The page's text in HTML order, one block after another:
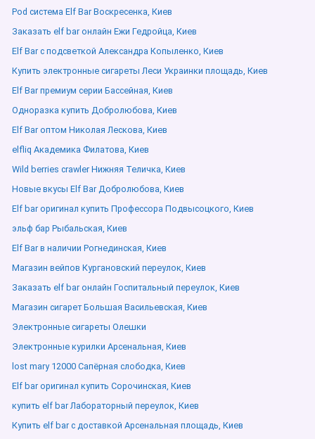
Pod система Elf Bar Воскресенка, Киев
Заказать elf bar онлайн Ежи Гедройца, Киев
Elf Bar с подсветкой Александра Копыленко, Киев
Купить электронные сигареты Леси Украинки площадь, Киев
Elf Bar премиум серии Бассейная, Киев
Одноразка купить Добролюбова, Киев
Elf Bar оптом Николая Лескова, Киев
elfliq Академика Филатова, Киев
Wild berries crawler Нижняя Теличка, Киев
Новые вкусы Elf Bar Добролюбова, Киев
Elf bar оригинал купить Профессора Подвысоцкого, Киев
эльф бар Рыбальская, Киев
Elf Bar в наличии Рогнединская, Киев
Магазин вейпов Кургановский переулок, Киев
Заказать elf bar онлайн Госпитальный переулок, Киев
Магазин сигарет Большая Васильевская, Киев
Электронные сигареты Олешки
Электронные курилки Арсенальная, Киев
lost mary 12000 Сапёрная слободка, Киев
Elf bar оригинал купить Сорочинская, Киев
купить elf bar Лабораторный переулок, Киев
Купить elf bar с доставкой Арсенальная площадь, Киев